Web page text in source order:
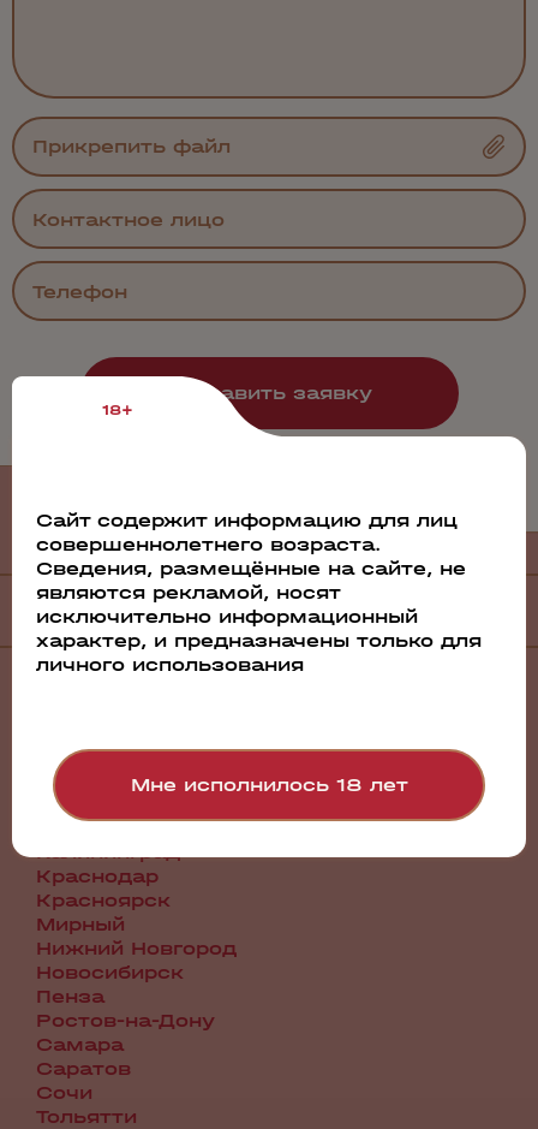
Прикрепить файл
и дистрибьюторы
Филиалы
Волгоград
Воронеж
Екатеринбург
Иркутск
Калининград
Краснодар
Красноярск
Мирный
Нижний Новгород
Новосибирск
Пенза
Ростов-на-Дону
Самара
Саратов
Сочи
Тольятти
18+
Сайт содержит информацию для лиц
совершеннолетнего возраста.
Сведения, размещённые на сайте, не
являются рекламой, носят
исключительно информационный
характер, и предназначены только для
личного использования
Мне исполнилось 18 лет